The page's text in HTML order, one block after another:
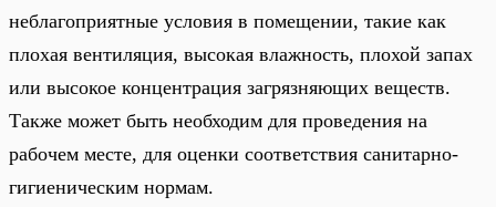
неблагоприятные условия в помещении, такие как
плохая вентиляция, высокая влажность, плохой запах
или высокое концентрация загрязняющих веществ.
Также может быть необходим для проведения на
рабочем месте, для оценки соответствия санитарно-
гигиеническим нормам.